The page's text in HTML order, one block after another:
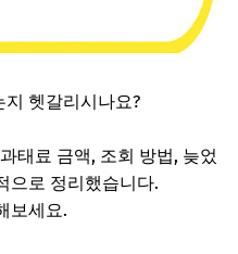
헷갈리시나요?
태료 금액, 조회 방법, 늦었
으로 정리했습니다.
보세요.